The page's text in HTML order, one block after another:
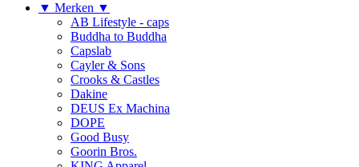
▼ Merken ▼
AB Lifestyle - caps
Buddha to Buddha
Capslab
Cayler & Sons
Crooks & Castles
Dakine
DEUS Ex Machina
DOPE
Good Busy
Goorin Bros.